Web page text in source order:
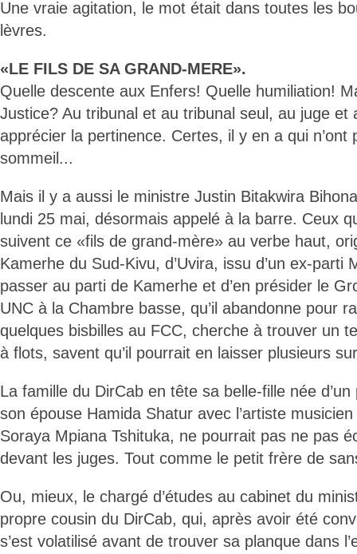
Une vraie agitation, le mot était dans toutes les
lèvres.
«LE FILS DE SA GRAND-MERE».
Quelle descente aux Enfers! Quelle humiliation!
Justice? Au tribunal et au tribunal seul, au juge et
apprécier la pertinence. Certes, il y en a qui n’ont
sommeil...
Mais il y a aussi le ministre Justin Bitakwira
lundi 25 mai, désormais appelé à la barre. Ceux
suivent ce «fils de grand-mère» au verbe haut,
Kamerhe du Sud-Kivu, d’Uvira, issu d’un ex-parti
passer au parti de Kamerhe et d’en présider le
UNC à la Chambre basse, qu’il abandonne pour
quelques bisbilles au FCC, cherche à trouver un
à flots, savent qu’il pourrait en laisser plusieurs
La famille du DirCab en tête sa belle-fille née
son épouse Hamida Shatur avec l’artiste
Soraya Mpiana Tshituka, ne pourrait pas ne pas
devant les juges. Tout comme le petit frère de
Ou, mieux, le chargé d’études au cabinet du
propre cousin du DirCab, qui, après avoir été
s’est volatilisé avant de trouver sa planque dans